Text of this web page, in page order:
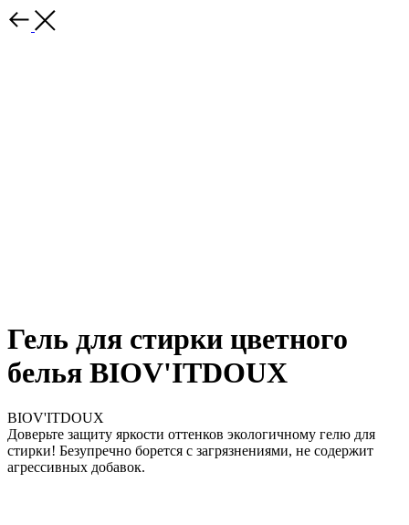
Гель для стирки цветного
белья BIOV'ITDOUX
BIOV'ITDOUX
Доверьте защиту яркости оттенков экологичному гелю для
стирки! Безупречно борется с загрязнениями, не содержит
агрессивных добавок.